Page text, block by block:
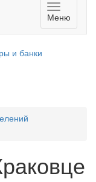
Toggle
Меню
и банки